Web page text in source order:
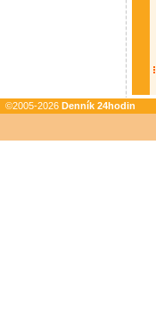
©2005-2026 Denník 24hodin